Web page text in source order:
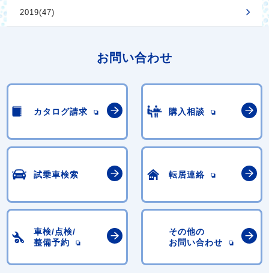
2019(47)
お問い合わせ
カタログ請求 購入相談
試乗車検索 転居連絡
車検/点検/
整備予約
その他の
お問い合わせ